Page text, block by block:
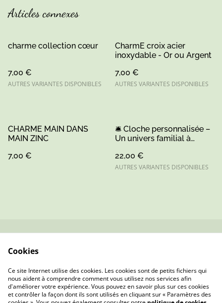
Articles connexes
charme collection cœur
7,00 €
AUTRES VARIANTES DISPONIBLES
CharmE croix acier
inoxydable - Or ou Argent
7,00 €
AUTRES VARIANTES DISPONIBLES
CHARME MAIN DANS
MAIN ZINC
7,00 €
🛎️ Cloche personnalisée –
Un univers familial à
22,00 €
AUTRES VARIANTES DISPONIBLES
confidentialité
Cookies
Ce site Internet utilise des cookies. Les cookies sont de petits fichiers qui
nous aident à comprendre comment vous utilisez nos services afin
d'améliorer votre expérience. Vous pouvez en savoir plus sur ces cookies
et contrôler la façon dont ils sont utilisés en cliquant sur « Paramètres des